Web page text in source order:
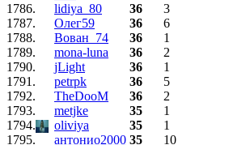
1786.
lidiya_80 36
3
1787.
Олег59 36
6
1788.
Вован_74 36
1
1789.
mona-luna 36
2
1790.
jLight 36
1
1791.
petrpk 36
5
1792.
TheDooM 36
2
1793.
metjke 35
1
1794.
oliviya 35
1
1795.
антонио2000 35
10